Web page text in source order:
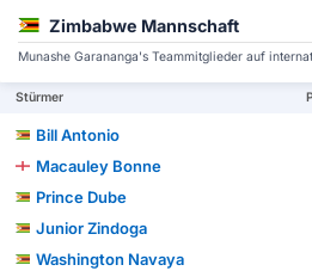
Zimbabwe Mannschaft
Munashe Garananga's Teammitglieder auf
Stürmer
Bill Antonio
Macauley Bonne
Prince Dube
Junior Zindoga
Washington Navaya